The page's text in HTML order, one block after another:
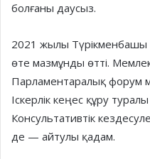
болғаны даусыз.
2021 жылы Түрікменбашы
өте маз­мұнды өтті.
Парламентаралық форум
Іс­кер­лік кеңес құру
Консультативтік
де — айтулы қадам.